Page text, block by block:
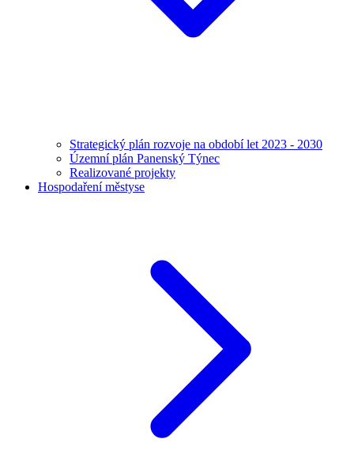
Strategický plán rozvoje na období let 2023 - 2030
Územní plán Panenský Týnec
Realizované projekty
Hospodaření městyse